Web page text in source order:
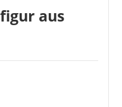
die Biene
aus